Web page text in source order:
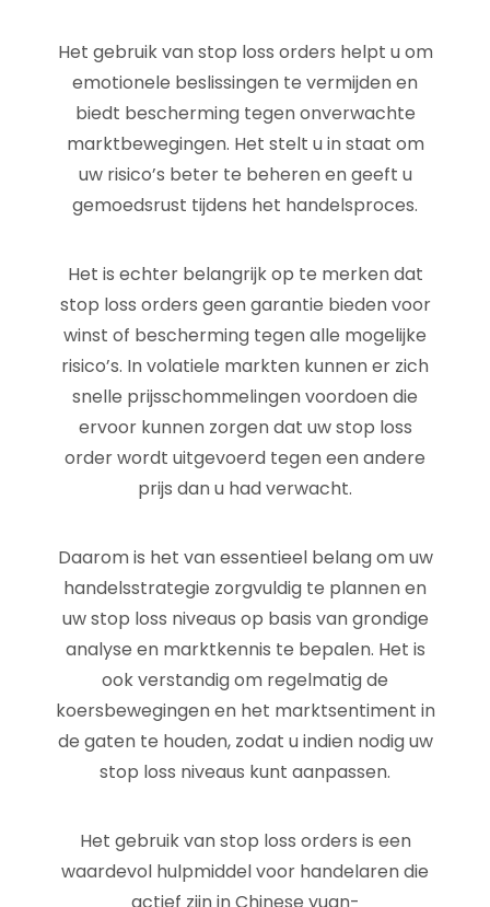
Het gebruik van stop loss orders helpt u om
emotionele beslissingen te vermijden en
biedt bescherming tegen onverwachte
marktbewegingen. Het stelt u in staat om
uw risico’s beter te beheren en geeft u
gemoedsrust tijdens het handelsproces.
Het is echter belangrijk op te merken dat
stop loss orders geen garantie bieden voor
winst of bescherming tegen alle mogelijke
risico’s. In volatiele markten kunnen er zich
snelle prijsschommelingen voordoen die
ervoor kunnen zorgen dat uw stop loss
order wordt uitgevoerd tegen een andere
prijs dan u had verwacht.
Daarom is het van essentieel belang om uw
handelsstrategie zorgvuldig te plannen en
uw stop loss niveaus op basis van grondige
analyse en marktkennis te bepalen. Het is
ook verstandig om regelmatig de
koersbewegingen en het marktsentiment in
de gaten te houden, zodat u indien nodig uw
stop loss niveaus kunt aanpassen.
Het gebruik van stop loss orders is een
waardevol hulpmiddel voor handelaren die